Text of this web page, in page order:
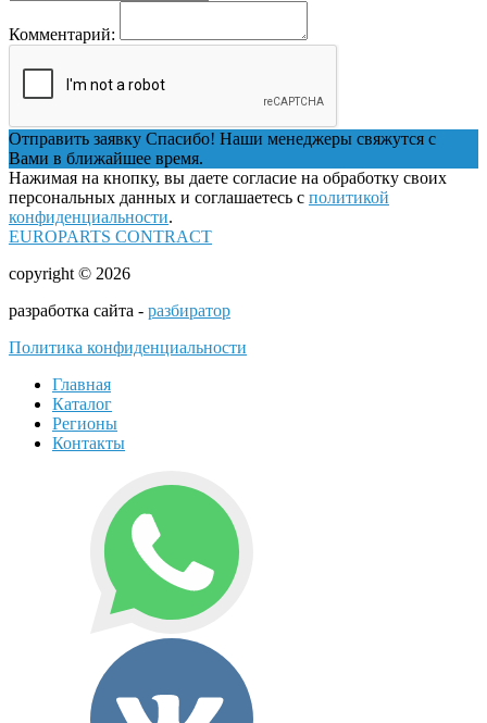
Комментарий:
Отправить заявку Спасибо! Наши менеджеры свяжутся с
Вами в ближайшее время.
Нажимая на кнопку, вы даете согласие на обработку своих
персональных данных и соглашаетесь с политикой
конфиденциальности.
EUROPARTS CONTRACT
copyright © 2026
разработка сайта - разбиратор
Политика конфиденциальности
Главная
Каталог
Регионы
Контакты